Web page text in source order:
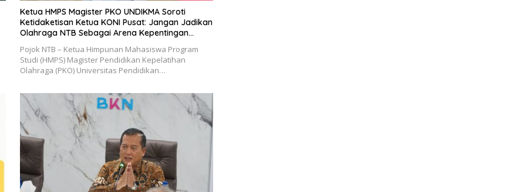
Ketua HMPS Magister PKO UNDIKMA Soroti
Ketidaketisan Ketua KONI Pusat: Jangan Jadikan
Olahraga NTB Sebagai Arena Kepentingan
Pojok NTB – Ketua Himpunan Mahasiswa Program
Studi (HMPS) Magister Pendidikan Kepelatihan
Olahraga (PKO) Universitas Pendidikan…